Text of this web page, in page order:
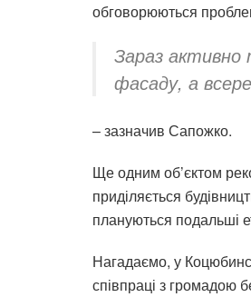
обговорюються
Зараз
фасаду, а
– зазначив Сапожко.
Ще одним об’єктом
приділяється
плануються подальші
Нагадаємо, у
співпраці з громадою